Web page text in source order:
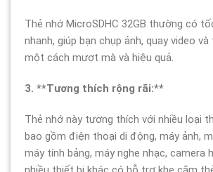
Thẻ nhớ MicroSDHC 32GB thường có
nhanh, giúp bạn chụp ảnh, quay video
một cách mượt mà và hiệu quả.
3. **Tương thích rộng rãi:**
Thẻ nhớ này tương thích với nhiều loại
bao gồm điện thoại di động, máy ảnh,
máy tính bảng, máy nghe nhạc, camera